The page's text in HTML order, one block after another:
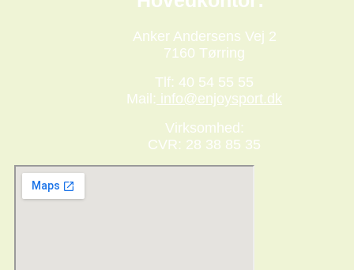
Anker Andersens Vej 2
7160 Tørring
Tlf: 40 54 55 55
Mail: info@enjoysport.dk
Virksomhed:
CVR: 28 38 85 35